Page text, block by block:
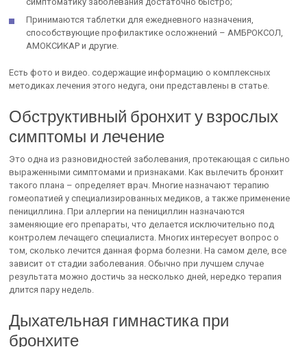
Принимаются таблетки для ежедневного назначения,
способствующие профилактике осложнений – АМБРОКСОЛ,
АМОКСИКАР и другие.
Есть фото и видео. содержащие информацию о комплексных
методиках лечения этого недуга, они представлены в статье.
Обструктивный бронхит у взрослых
симптомы и лечение
Это одна из разновидностей заболевания, протекающая с сильно
выраженными симптомами и признаками. Как вылечить бронхит
такого плана – определяет врач. Многие назначают терапию
гомеопатией у специализированных медиков, а также применение
пенициллина. При аллергии на пенициллин назначаются
заменяющие его препараты, что делается исключительно под
контролем лечащего специалиста. Многих интересует вопрос о
том, сколько лечится данная форма болезни. На самом деле, все
зависит от стадии заболевания. Обычно при лучшем случае
результата можно достичь за несколько дней, нередко терапия
длится пару недель.
Дыхательная гимнастика при
бронхите